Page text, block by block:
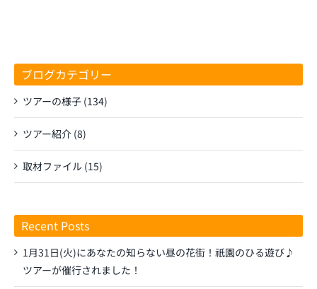
ブログカテゴリー
ツアーの様子 (134)
ツアー紹介 (8)
取材ファイル (15)
Recent Posts
1月31日(火)にあなたの知らない昼の花街！祇園のひる遊び♪
ツアーが催行されました！